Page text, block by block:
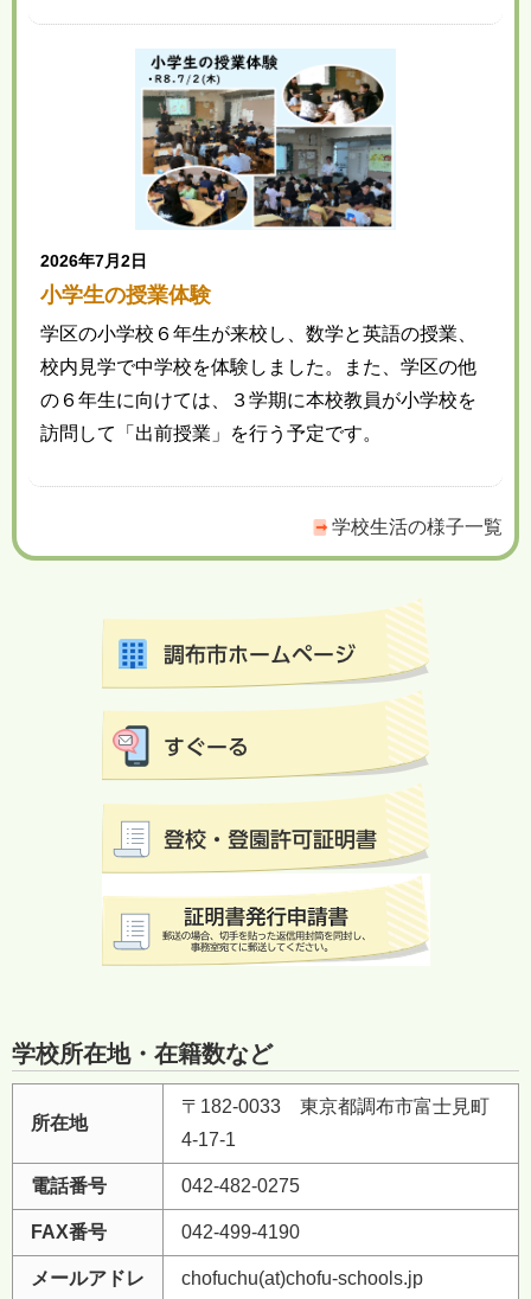
2026年7月2日
小学生の授業体験
学区の小学校６年生が来校し、数学と英語の授業、
校内見学で中学校を体験しました。また、学区の他
の６年生に向けては、３学期に本校教員が小学校を
訪問して「出前授業」を行う予定です。
学校生活の様子一覧
学校所在地・在籍数など
所在地
〒182-0033 東京都調布市富士見町
4-17-1
電話番号 042-482-0275
FAX番号 042-499-4190
メールアドレ
chofuchu(at)chofu-schools.jp